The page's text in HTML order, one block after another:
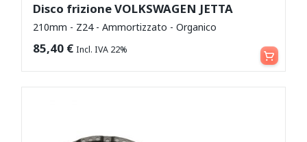
Disco frizione VOLKSWAGEN JETTA
210mm - Z24 - Ammortizzato - Organico
85,40 € Incl. IVA 22% Aggiungi al carrello